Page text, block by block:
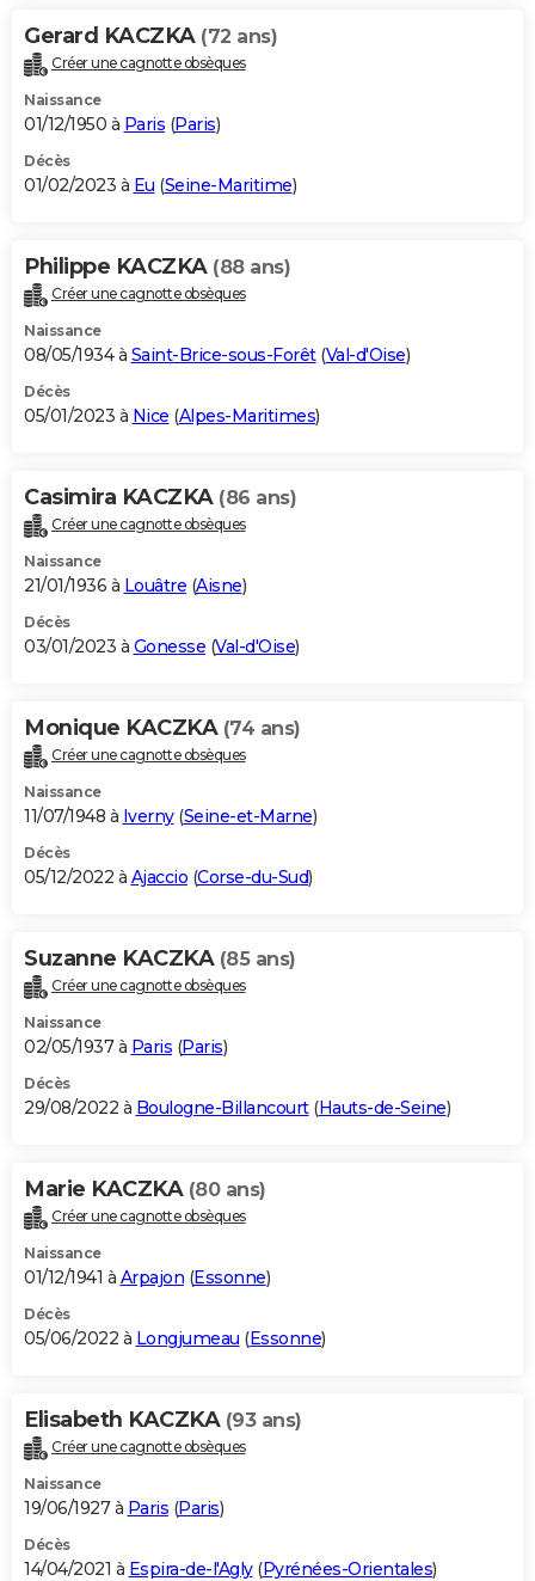
Gerard KACZKA (72 ans)
Créer une cagnotte obsèques
Naissance
01/12/1950 à Paris (Paris)
Décès
01/02/2023 à Eu (Seine-Maritime)
Philippe KACZKA (88 ans)
Créer une cagnotte obsèques
Naissance
08/05/1934 à Saint-Brice-sous-Forêt(Val-d'Oise)
Décès
05/01/2023 à Nice (Alpes-Maritimes)
Casimira KACZKA (86 ans)
Créer une cagnotte obsèques
Naissance
21/01/1936 à Louâtre (Aisne)
Décès
03/01/2023 à Gonesse (Val-d'Oise)
Monique KACZKA (74 ans)
Créer une cagnotte obsèques
Naissance
11/07/1948 à Iverny(Seine-et-Marne)
Décès
05/12/2022 à Ajaccio (Corse-du-Sud)
Suzanne KACZKA (85 ans)
Créer une cagnotte obsèques
Naissance
02/05/1937 à Paris (Paris)
Décès
29/08/2022 à Boulogne-Billancourt(Hauts-de-Seine)
Marie KACZKA (80 ans)
Créer une cagnotte obsèques
Naissance
01/12/1941 à Arpajon (Essonne)
Décès
05/06/2022 à Longjumeau (Essonne)
Elisabeth KACZKA (93 ans)
Créer une cagnotte obsèques
Naissance
19/06/1927 à Paris (Paris)
Décès
14/04/2021 à Espira-de-l'Agly(Pyrénées-Orientales)